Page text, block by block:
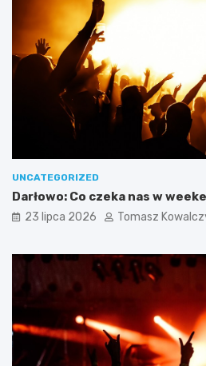
UNCATEGORIZED
Darłowo: Co czeka nas w
23 lipca 2026 Tomasz